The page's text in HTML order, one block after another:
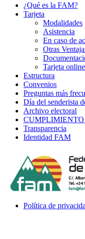
¿Qué es la FAM?
Tarjeta
Modalidades
Asistencia
En caso de
Otras
Tarjeta online
Estructura
Convenios
Preguntas más
Día del senderista
Archivo electoral
Transparencia
Identidad FAM
Política de